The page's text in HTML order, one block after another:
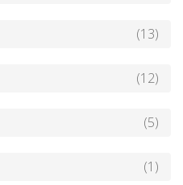
(13)
(12)
(5)
(1)